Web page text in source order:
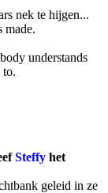
nek te hijgen...
made.
understands
to.
Steffy het
geleid in ze